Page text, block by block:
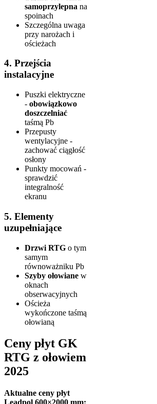
samoprzylepna na
spoinach
Szczególna uwaga
przy narożach i
ościeżach
4. Przejścia
instalacyjne
Puszki elektryczne
- obowiązkowo
doszczelniać
taśmą Pb
Przepusty
wentylacyjne -
zachować ciągłość
osłony
Punkty mocowań -
sprawdzić
integralność
ekranu
5. Elementy
uzupełniające
Drzwi RTG o tym
samym
równoważniku Pb
Szyby ołowiane w
oknach
obserwacyjnych
Ościeża
wykończone taśmą
ołowianą
Ceny płyt GK
RTG z ołowiem
2025
Aktualne ceny płyt